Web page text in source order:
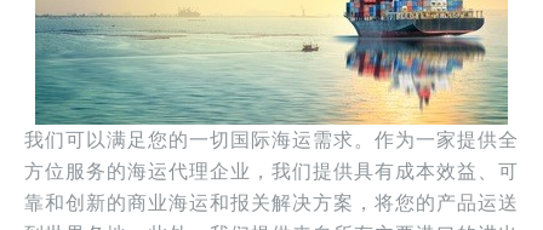
我们可以满足您的一切国际海运需求。作为一家提供全
方位服务的海运代理企业，我们提供具有成本效益、可
靠和创新的商业海运和报关解决方案，将您的产品运送